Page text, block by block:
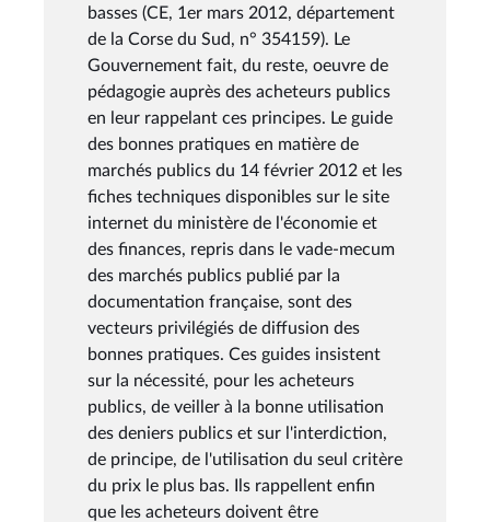
basses (CE, 1er mars 2012, département
de la Corse du Sud, n° 354159). Le
Gouvernement fait, du reste, oeuvre de
pédagogie auprès des acheteurs publics
en leur rappelant ces principes. Le guide
des bonnes pratiques en matière de
marchés publics du 14 février 2012 et les
fiches techniques disponibles sur le site
internet du ministère de l'économie et
des finances, repris dans le vade-mecum
des marchés publics publié par la
documentation française, sont des
vecteurs privilégiés de diffusion des
bonnes pratiques. Ces guides insistent
sur la nécessité, pour les acheteurs
publics, de veiller à la bonne utilisation
des deniers publics et sur l'interdiction,
de principe, de l'utilisation du seul critère
du prix le plus bas. Ils rappellent enfin
que les acheteurs doivent être